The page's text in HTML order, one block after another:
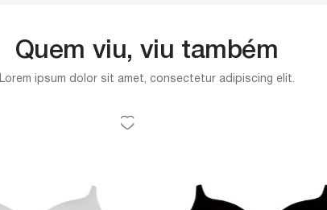
Quem viu, viu também
Lorem ipsum dolor sit amet, consectetur adipiscing elit.